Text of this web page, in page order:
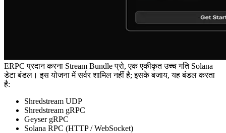
ERPC प्रदान करना Stream Bundle प्रो, एक एकीकृत उच्च गति Solana
डेटा बंडल। इस योजना में सर्वर शामिल नहीं है; इसके बजाय, यह बंडल करता
है:
Shredstream UDP
Shredstream gRPC
Geyser gRPC
Solana RPC (HTTP / WebSocket)